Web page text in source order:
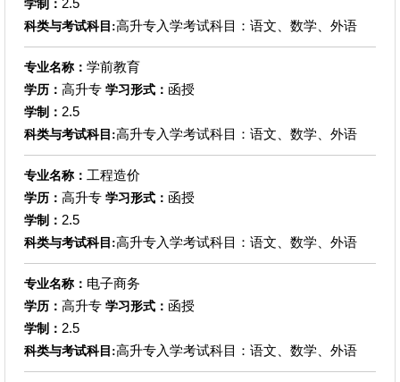
学制：
科类与考试科目:高升专入学考试科目：语文、数学、外语
专业名称： 学前教育
学历： 高升专 学习形式： 函授
学制： 2.5
科类与考试科目:高升专入学考试科目：语文、数学、外语
专业名称： 工程造价
学历： 高升专 学习形式： 函授
学制： 2.5
科类与考试科目:高升专入学考试科目：语文、数学、外语
专业名称： 电子商务
学历： 高升专 学习形式： 函授
学制： 2.5
科类与考试科目:高升专入学考试科目：语文、数学、外语